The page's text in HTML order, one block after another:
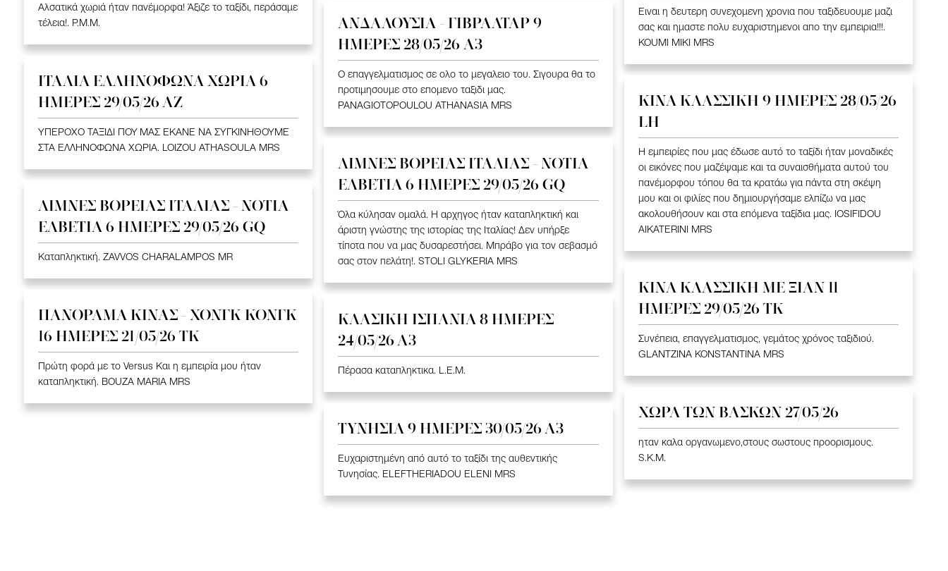
Αλσατικά χωριά ήταν πανέμορφα! Άξιζε το ταξίδι, περάσαμε
τέλεια!. P.M.M.
Ειναι η δευτερη συνεχομενη χρονια που ταξιδευουμε μαζι
σας και ημαστε πολυ ευχαριστημενοι απο την εμπειρια!!!.
KOUMI MIKI MRS
ΑΝΔΑΛΟΥΣΙΑ - ΓΙΒΡΑΛΤΑΡ 9
ΗΜΕΡΕΣ 28/05/26 A3
Ο επαγγελματισμος σε ολο το μεγαλειο του. Σιγουρα θα το
προτιμησουμε στο επομενο ταξιδι μας.
PANAGIOTOPOULOU ATHANASIA MRS
ΙΤΑΛΙΑ ΕΛΛΗΝΟΦΩΝΑ ΧΩΡΙΑ 6
ΗΜΕΡΕΣ 29/05/26 ΑΖ
ΥΠΕΡΟΧΟ ΤΑΞΙΔΙ ΠΟΥ ΜΑΣ ΕΚΑΝΕ ΝΑ ΣΥΓΚΙΝΗΘΟΥΜΕ
ΣΤΑ ΕΛΛΗΝΟΦΩΝΑ ΧΩΡΙΑ. LOIZOU ATHASOULA MRS
ΚΙΝΑ KΛΑΣΣΙΚΗ 9 ΗΜΕΡΕΣ 28/05/26
LH
Η εμπειρίες που μας έδωσε αυτό το ταξίδι ήταν μοναδικές
οι εικόνες που μαζέψαμε και τα συναισθήματα αυτού του
πανέμορφου τόπου θα τα κρατάω για πάντα στη σκέψη
μου και οι φιλίες που δημιουργήσαμε ελπίζω να μας
ακολουθήσουν και στα επόμενα ταξίδια μας. IOSIFIDOU
AIKATERINI MRS
ΛΙΜΝΕΣ ΒΟΡΕΙΑΣ ΙΤΑΛΙΑΣ - ΝΟΤΙΑ
ΕΛΒΕΤΙΑ 6 ΗΜΕΡΕΣ 29/05/26 GQ
Όλα κύλησαν ομαλά. Η αρχηγος ήταν καταπληκτική και
άριστη γνώστης της ιστορίας της Ιταλίας! Δεν υπήρξε
τίποτα που να μας δυσαρεστήσει. Μπράβο για τον σεβασμό
σας στον πελάτη!. STOLI GLYKERIA MRS
ΛΙΜΝΕΣ ΒΟΡΕΙΑΣ ΙΤΑΛΙΑΣ - ΝΟΤΙΑ
ΕΛΒΕΤΙΑ 6 ΗΜΕΡΕΣ 29/05/26 GQ
Καταπληκτική. ZAVVOS CHARALAMPOS MR
ΚΙΝΑ KΛΑΣΣΙΚΗ ME ΞΙΑΝ 11
ΗΜΕΡΕΣ 29/05/26 ΤΚ
Συνέπεια, επαγγελματισμος, γεμάτος χρόνος ταξιδιού.
GLANTZINA KONSTANTINA MRS
ΠΑΝΟΡΑΜΑ ΚΙΝΑΣ - ΧΟΝΓΚ ΚΟΝΓΚ
16 ΗΜΕΡΕΣ 21/05/26 TK
Πρώτη φορά με το Versus Και η εμπειρία μου ήταν
καταπληκτική. BOUZA MARIA MRS
ΚΛΑΣΙΚΗ ΙΣΠΑΝΙΑ 8 ΗΜΕΡΕΣ
24/05/26 Α3
Πέρασα καταπληκτικα. L.E.M.
ΧΩΡΑ ΤΩΝ ΒΑΣΚΩΝ 27/05/26
ηταν καλα οργανωμενο,στους σωστους προορισμους.
S.K.M.
ΤΥΝΗΣΙΑ 9 ΗΜΕΡΕΣ 30/05/26 Α3
Ευχαριστημένη από αυτό το ταξίδι της αυθεντικής
Τυνησίας. ELEFTHERIADOU ELENI MRS